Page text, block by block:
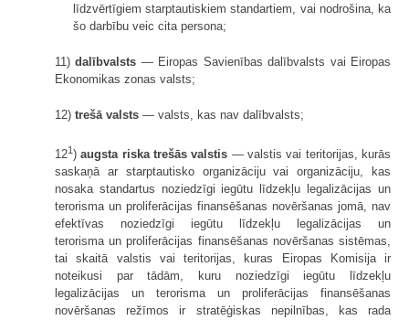
līdzvērtīgiem starptautiskiem standartiem, vai nodrošina, ka
šo darbību veic cita persona;
11)dalībvalsts — Eiropas Savienības dalībvalsts vai Eiropas
Ekonomikas zonas valsts;
12) trešā valsts — valsts, kas nav dalībvalsts;
121)augsta riska trešās valstis — valstis vai teritorijas, kurās
saskaņā ar starptautisko organizāciju vai organizāciju, kas
nosaka standartus noziedzīgi iegūtu līdzekļu legalizācijas un
terorisma un proliferācijas finansēšanas novēršanas jomā, nav
efektīvas noziedzīgi iegūtu līdzekļu legalizācijas un
terorisma un proliferācijas finansēšanas novēršanas sistēmas,
tai skaitā valstis vai teritorijas, kuras Eiropas Komisija ir
noteikusi par tādām, kuru noziedzīgi iegūtu līdzekļu
legalizācijas un terorisma un proliferācijas finansēšanas
novēršanas režīmos ir stratēģiskas nepilnības, kas rada